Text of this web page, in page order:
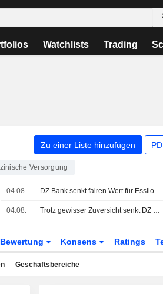
Watchlists Trading
Zu einer Liste hinzufügen
Versorgung
04.08. DZ Bank senkt fairen Wert für EssilorLuxottica - 'Kaufen'
04.08. Trotz gewisser Zuversicht senkt DZ Bank ihr Kursziel für EssilorLuxottica
Bewertung Konsens Ratings
Geschäftsbereiche